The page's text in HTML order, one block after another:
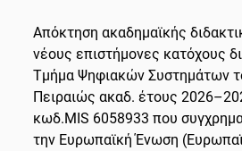
Απόκτηση ακαδημαϊκής
νέους επιστήμονες κατόχους
Τμήμα Ψηφιακών Συστημάτων
Πειραιώς ακαδ. έτους
κωδ.MIS 6058933 που
την Ευρωπαϊκή Ένωση